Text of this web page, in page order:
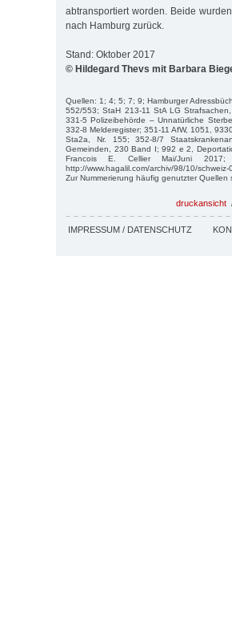
abtransportiert worden. Beide
nach Hamburg zurück.
Stand: Oktober 2017
© Hildegard Thevs mit Barbara
Quellen: 1; 4; 5; 7; 9; Hamburger
552/553; StaH 213-11 StA LG
331-5 Polizeibehörde – Unnatürliche
332-8 Melderegister; 351-11 AfW, 1051,
Sta2a, Nr. 155; 352-8/7
Gemeinden, 230 Band I; 992 e 2,
Francois E. Cellier Mai/Juni 2017;
http://www.hagalil.com/archiv/98/10/schweiz-
Zur Nummerierung häufig genutzter
druckansicht
IMPRESSUM / DATENSCHUTZ